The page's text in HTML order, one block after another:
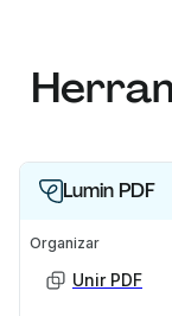
Lumin PDF
Organizar
Unir PDF